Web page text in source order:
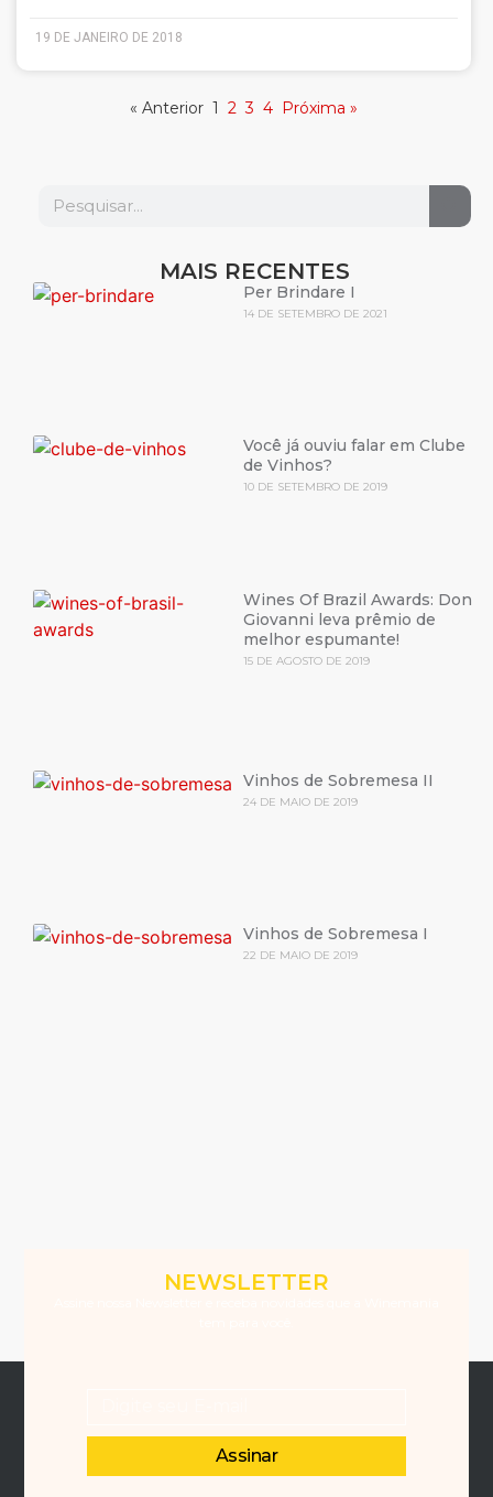
19 DE JANEIRO DE 2018
« Anterior 1 2 3 4 Próxima »
MAIS RECENTES
Per Brindare I
14 DE SETEMBRO DE 2021
Você já ouviu falar em Clube
de Vinhos?
10 DE SETEMBRO DE 2019
Wines Of Brazil Awards: Don
Giovanni leva prêmio de
melhor espumante!
15 DE AGOSTO DE 2019
Vinhos de Sobremesa II
24 DE MAIO DE 2019
Vinhos de Sobremesa I
22 DE MAIO DE 2019
NEWSLETTER
Assinar